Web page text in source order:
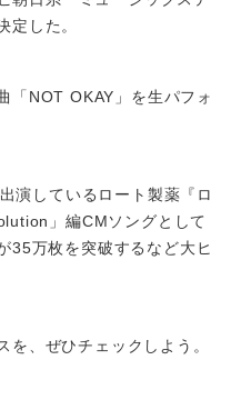
定した。
「NOT OKAY」を生パフォ
演しているロート製薬『ロ
」編CMソングとして
35万枚を突破するなど大ヒ
を、ぜひチェックしよう。